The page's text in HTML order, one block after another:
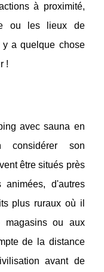
à proximité,
ou les lieux de
a quelque chose
!
avec sauna en
considérer son
être situés près
d'autres
plus ruraux où il
magasins ou aux
de la distance
avant de